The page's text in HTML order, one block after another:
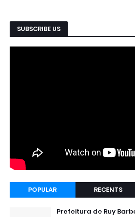
SUBSCRIBE US
POPULAR RECENTS
Prefeitura de Ruy